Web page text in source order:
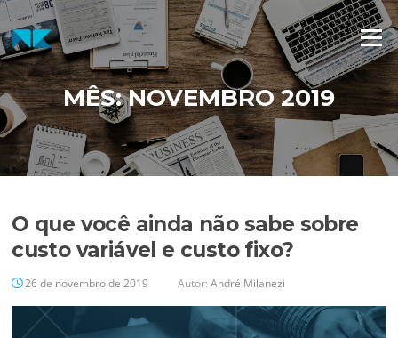
Pular
para
o
conteúdo
Menu
MÊS:NOVEMBRO 2019
O que você ainda não sabe sobre
custo variável e custo fixo?
26 de novembro de 2019 Autor:André Milanezi